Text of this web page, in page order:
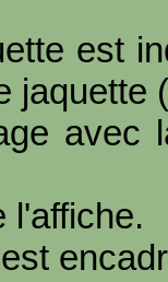
est
jaquette (
avec
l'affiche.